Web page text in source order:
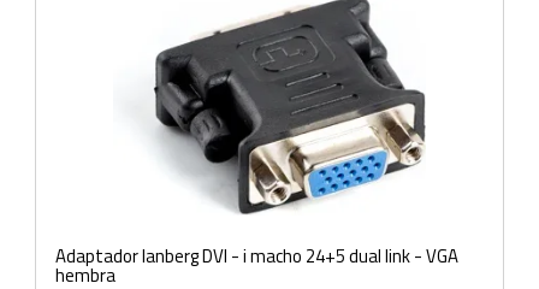
Adaptador lanberg DVI - i macho 24+5 dual link - VGA
hembra